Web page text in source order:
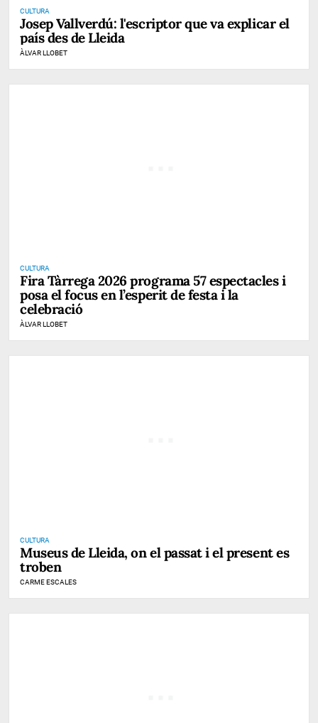
CULTURA
Josep Vallverdú: l'escriptor que va explicar el
país des de Lleida
ÀLVAR LLOBET
CULTURA
Fira Tàrrega 2026 programa 57 espectacles i
posa el focus en l’esperit de festa i la
celebració
ÀLVAR LLOBET
CULTURA
Museus de Lleida, on el passat i el present es
troben
CARME ESCALES